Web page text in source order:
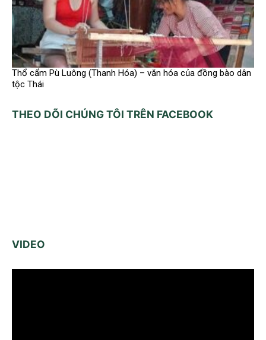
Thổ cẩm Pù Luông (Thanh Hóa) – văn hóa của đồng bào dân
tộc Thái
THEO DÕI CHÚNG TÔI TRÊN FACEBOOK
VIDEO